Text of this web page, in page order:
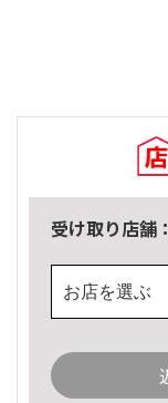
受け取り店舗：
お店を選ぶ